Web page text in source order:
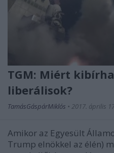
TGM: Miért
liberálisok?
TamásGáspárMiklós • 2017. április
Amikor az Egyesült
Trump elnökkel az élén)